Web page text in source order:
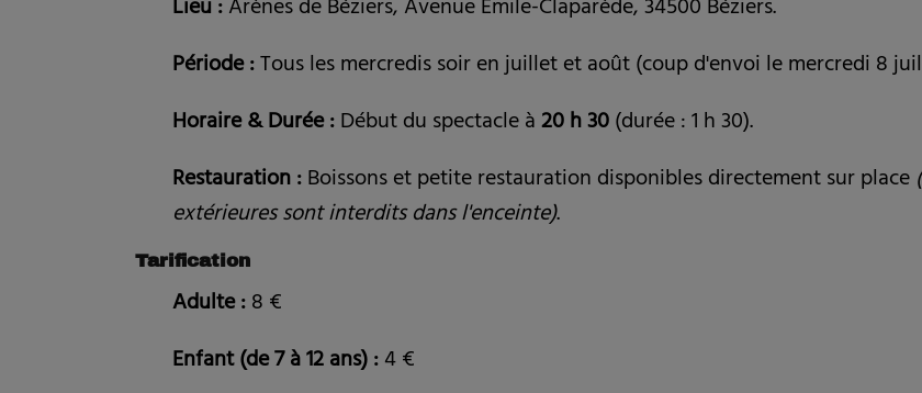
Lieu :Arènes de Béziers, Avenue Émile-Claparède, 34500 Béziers.
Période :Tous les mercredis soir en juillet et août (coup d'envoi le mercredi 8
Horaire & Durée :Début du spectacle à20 h 30(durée : 1 h 30).
Restauration :Boissons et petite restauration disponibles directement sur place
extérieures sont interdits dans l'enceinte).
Tarification
Adulte :8 €
Enfant (de 7 à 12 ans) :4 €